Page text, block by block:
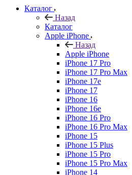
Каталог
Назад
Каталог
Apple iPhone
Назад
Apple iPhone
iPhone 17 Pro
iPhone 17 Pro Max
iPhone 17e
iPhone 17
iPhone 16
iPhone 16e
iPhone 16 Pro
iPhone 16 Pro Max
iPhone 15
iPhone 15 Plus
iPhone 15 Pro
iPhone 15 Pro Max
iPhone 14